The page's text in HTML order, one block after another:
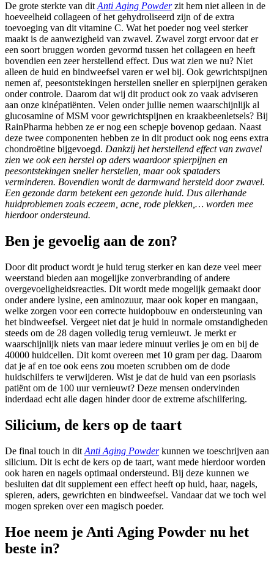
De grote sterkte van dit Anti Aging Powderzit hem niet alleen in de
hoeveelheid collageen of het gehydroliseerd zijn of de extra
toevoeging van dit vitamine C. Wat het poeder nog veel sterker
maakt is de aanwezigheid van zwavel. Zwavel zorgt ervoor dat er
een soort bruggen worden gevormd tussen het collageen en heeft
bovendien een zeer herstellend effect. Dus wat zien we nu? Niet
alleen de huid en bindweefsel varen er wel bij. Ook gewrichtspijnen
nemen af, peesontstekingen herstellen sneller en spierpijnen geraken
onder controle. Daarom dat wij dit product ook zo vaak adviseren
aan onze kinépatiënten. Velen onder jullie nemen waarschijnlijk al
glucosamine of MSM voor gewrichtspijnen en kraakbeenletsels? Bij
RainPharma hebben ze er nog een schepje bovenop gedaan. Naast
deze twee componenten hebben ze in dit product ook nog eens extra
chondroëtine bijgevoegd. Dankzij het herstellend effect van zwavel
zien we ook een herstel op aders waardoor spierpijnen en
peesontstekingen sneller herstellen, maar ook spataders
verminderen. Bovendien wordt de darmwand hersteld door zwavel.
Een gezonde darm betekent een gezonde huid. Dus allerhande
huidproblemen zoals eczeem, acne, rode plekken,… worden mee
hierdoor ondersteund.
Ben je gevoelig aan de zon?
Door dit product wordt je huid terug sterker en kan deze veel meer
weerstand bieden aan mogelijke zonverbranding of andere
overgevoeligheidsreacties. Dit wordt mede mogelijk gemaakt door
onder andere lysine, een aminozuur, maar ook koper en mangaan,
welke zorgen voor een correcte huidopbouw en ondersteuning van
het bindweefsel. Vergeet niet dat je huid in normale omstandigheden
steeds om de 28 dagen volledig terug vernieuwt. Je merkt er
waarschijnlijk niets van maar iedere minuut verlies je om en bij de
40000 huidcellen. Dit komt overeen met 10 gram per dag. Daarom
dat je af en toe ook eens zou moeten scrubben om de dode
huidschilfers te verwijderen. Wist je dat de huid van een psoriasis
patiënt om de 100 uur vernieuwt? Deze mensen ondervinden
inderdaad echt alle dagen hinder door de extreme afschilfering.
Silicium, de kers op de taart
De final touch in dit Anti Aging Powderkunnen we toeschrijven aan
silicium. Dit is echt de kers op de taart, want mede hierdoor worden
ook haren en nagels optimaal ondersteund. Bij deze kunnen we
besluiten dat dit supplement een effect heeft op huid, haar, nagels,
spieren, aders, gewrichten en bindweefsel. Vandaar dat we toch wel
mogen spreken over een magisch poeder.
Hoe neem je Anti Aging Powder nu het
beste in?